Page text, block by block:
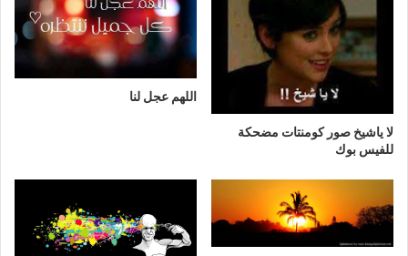
لا ياشيخ صور كومنتات مضحكة
للفيس بوك
اللهم عجل لنا